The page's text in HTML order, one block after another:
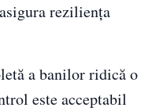
reziliența
a banilor ridică o
este acceptabil